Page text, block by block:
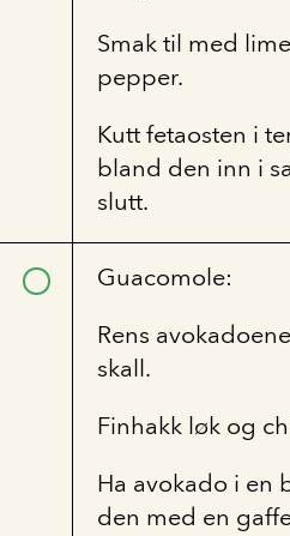
Smak til med
pepper.
Kutt fetaosten i
bland den inn i
slutt.
Guacomole:
Rens
skall.
Finhakk løk og
Ha avokado i en
den med en